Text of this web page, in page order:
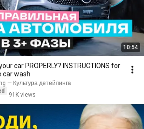
10:54
car PROPERLY? ​​INSTRUCTIONS for
car wash
— Культура детейлинга
91K views